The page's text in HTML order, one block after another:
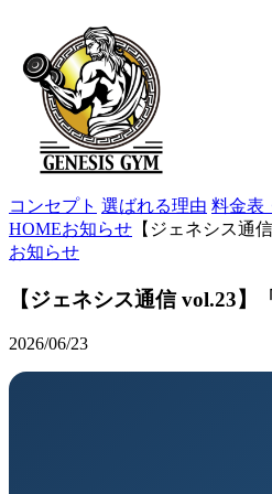
コンセプト 選ばれる理由 料金表
HOMEお知らせ 【ジェネシス通
お知らせ
【ジェネシス通信 vol.23
2026/06/23